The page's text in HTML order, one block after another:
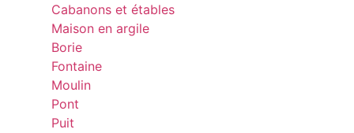
Cabanons et étables
Maison en argile
Borie
Fontaine
Moulin
Pont
Puit